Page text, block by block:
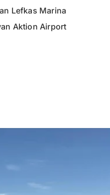
Lefkas Marina
Aktion Airport